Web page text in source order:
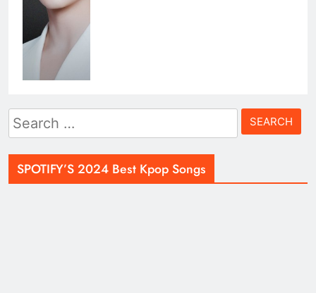
Search
for:
SPOTIFY’S 2024 Best Kpop Songs